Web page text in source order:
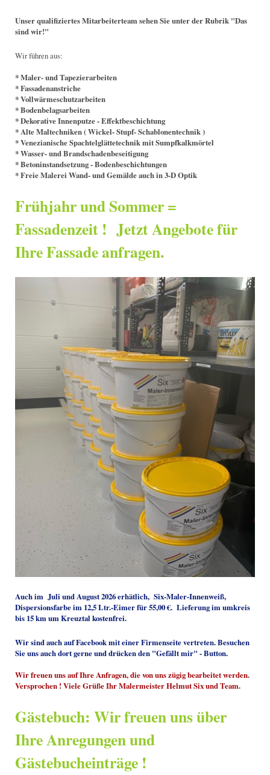
Unser qualifiziertes Mitarbeiterteam sehen Sie unter der Rubrik "Das
sind wir!"
Wir führen aus:
* Maler- und Tapezierarbeiten
* Fassadenanstriche
* Vollwärmeschutzarbeiten
* Bodenbelagsarbeiten
* Dekorative Innenputze - Effektbeschichtung
* Alte Maltechniken ( Wickel- Stupf- Schablonentechnik )
* Venezianische Spachtelglättetechnik mit Sumpfkalkmörtel
* Wasser- und Brandschadenbeseitigung
* Betoninstandsetzung - Bodenbeschichtungen
* Freie Malerei Wand- und Gemälde auch in 3-D Optik
Frühjahr und Sommer =
Fassadenzeit ! Jetzt Angebote für
Ihre Fassade anfragen.
Auch im Juli und August 2026 erhätlich, Six-Maler-Innenweiß,
Dispersionsfarbe im 12,5 Ltr.-Eimer für 55,00 €. Lieferung im umkreis
bis 15 km um Kreuztal kostenfrei.
Wir sind auch auf Facebook mit einer Firmenseite vertreten. Besuchen
Sie uns auch dort gerne und drücken den "Gefällt mir" - Button.
Wir freuen uns auf Ihre Anfragen, die von uns zügig bearbeitet werden.
Versprochen ! Viele Grüße Ihr Malermeister Helmut Six und Team.
Gästebuch: Wir freuen uns über
Ihre Anregungen und
Gästebucheinträge !